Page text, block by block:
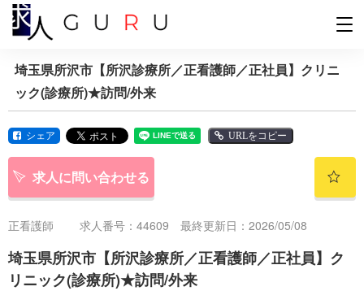
埼玉県所沢市【所沢診療所／正看護師／正社員】クリニ
ック(診療所)★訪問/外来
シェア URLをコピー
求人に問い合わせる
正看護師 求人番号：44609 最終更新日：2026/05/08
埼玉県所沢市【所沢診療所／正看護師／正社員】ク
リニック(診療所)★訪問/外来